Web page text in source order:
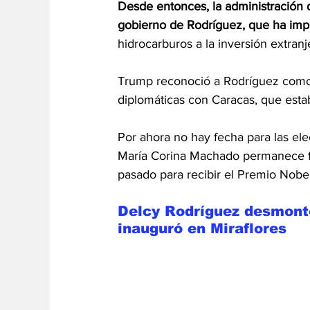
Desde entonces, la
gobierno de Rodríguez, que ha
hidrocarburos a la inversión
Trump reconoció a Rodríguez
diplomáticas con Caracas, que
Por ahora no hay fecha para las
María Corina Machado
pasado para recibir el Premio
Delcy Rodríguez
inauguró en Miraflores